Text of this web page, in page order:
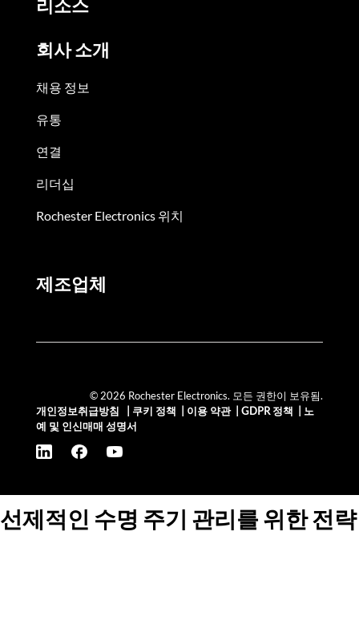
리소스
회사 소개
채용 정보
유통
연결
리더십
Rochester Electronics 위치
제조업체
© 2026 Rochester Electronics. 모든 권한이 보유됨.
개인정보취급방침
쿠키 정책 이용 약관| GDPR 정책
노
예 및 인신매매 성명서
선제적인 수명 주기 관리를 위한 전략